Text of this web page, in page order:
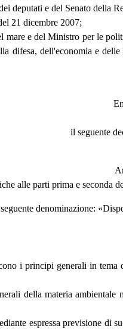
e del Senato della
21 dicembre 2007;
e del Ministro per le
difesa, dell'economia e
il seguente
alle parti prima e seconda
denominazione:
i principi generali in
della materia
espressa previsione di